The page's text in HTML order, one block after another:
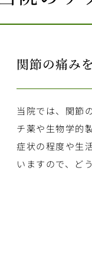
関節の痛み
当院では、関節
チ薬や生物学的
症状の程度や生
いますので、ど